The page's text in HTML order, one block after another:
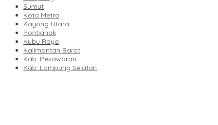
Sumut
Kota Metro
Kayong Utara
Pontianak
Kubu Raya
Kalimantan Barat
Kab. Pesawaran
Kab. Lampung Selatan